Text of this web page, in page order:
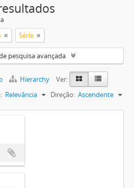
Série
pesquisa avançada
Hierarchy
Ver:
Relevância Direção: Ascendente